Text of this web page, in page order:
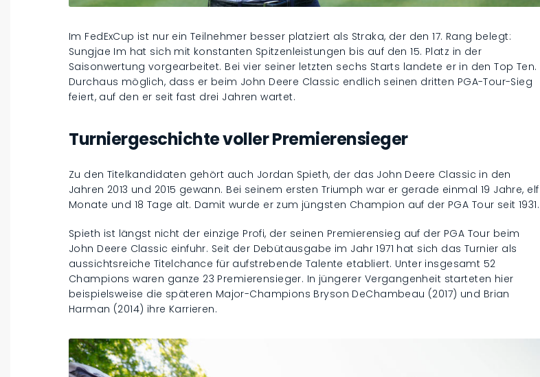
Im FedExCup ist nur ein Teilnehmer besser platziert als Straka, der den 17. Rang belegt:
Sungjae Im hat sich mit konstanten Spitzenleistungen bis auf den 15. Platz in der
Saisonwertung vorgearbeitet. Bei vier seiner letzten sechs Starts landete er in den Top Ten.
Durchaus möglich, dass er beim John Deere Classic endlich seinen dritten PGA-Tour-Sieg
feiert, auf den er seit fast drei Jahren wartet.
Turniergeschichte voller Premierensieger
Zu den Titelkandidaten gehört auch Jordan Spieth, der das John Deere Classic in den
Jahren 2013 und 2015 gewann. Bei seinem ersten Triumph war er gerade einmal 19 Jahre, elf
Monate und 18 Tage alt. Damit wurde er zum jüngsten Champion auf der PGA Tour seit 1931.
Spieth ist längst nicht der einzige Profi, der seinen Premierensieg auf der PGA Tour beim
John Deere Classic einfuhr. Seit der Debütausgabe im Jahr 1971 hat sich das Turnier als
aussichtsreiche Titelchance für aufstrebende Talente etabliert. Unter insgesamt 52
Champions waren ganze 23 Premierensieger. In jüngerer Vergangenheit starteten hier
beispielsweise die späteren Major-Champions Bryson DeChambeau (2017) und Brian
Harman (2014) ihre Karrieren.